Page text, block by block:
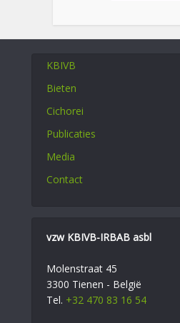
KBIVB
Bieten
Cichorei
Publicaties
Media
Contact
vzw KBIVB-IRBAB asbl
Molenstraat 45
3300 Tienen - België
Tel. +32 470 83 16 54